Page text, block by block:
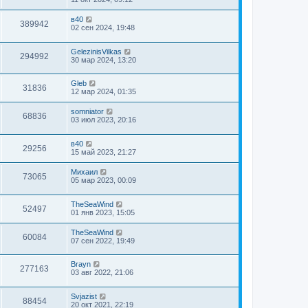
389942
в40
02 сен 2024, 19:48
294992
GelezinisVilkas
30 мар 2024, 13:20
31836
Gleb
12 мар 2024, 01:35
68836
somniator
03 июл 2023, 20:16
29256
в40
15 май 2023, 21:27
73065
Михаил
05 мар 2023, 00:09
52497
TheSeaWind
01 янв 2023, 15:05
60084
TheSeaWind
07 сен 2022, 19:49
277163
Brayn
03 авг 2022, 21:06
88454
Svjazist
20 окт 2021, 22:19